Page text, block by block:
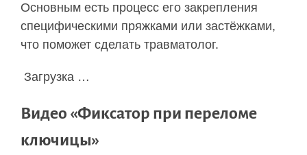
Основным есть процесс его закрепления
специфическими пряжками или застёжками,
что поможет сделать травматолог.
Загрузка …
Видео «Фиксатор при переломе
ключицы»